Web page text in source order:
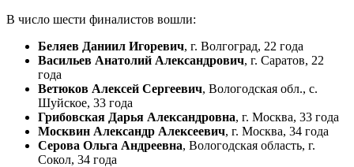
В число шести финалистов вошли:
Беляев Даниил Игоревич, г. Волгоград, 22 года
Васильев Анатолий Александрович, г. Саратов, 22
года
Ветюков Алексей Сергеевич, Вологодская обл., с.
Шуйское, 33 года
Грибовская Дарья Александровна, г. Москва, 33 года
Москвин Александр Алексеевич, г. Москва, 34 года
Серова Ольга Андреевна, Вологодская область, г.
Сокол, 34 года